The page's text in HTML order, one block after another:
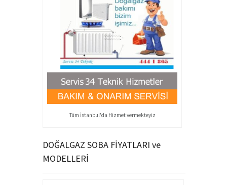
Tüm İstanbul'da Hizmet vermekteyiz
DOĞALGAZ SOBA FİYATLARI ve
MODELLERİ